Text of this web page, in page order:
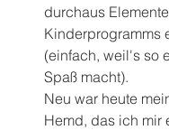
durchaus
Kinderprogramms
(einfach, weil's so
Spaß macht).
Neu war heute
Hemd, das ich mir